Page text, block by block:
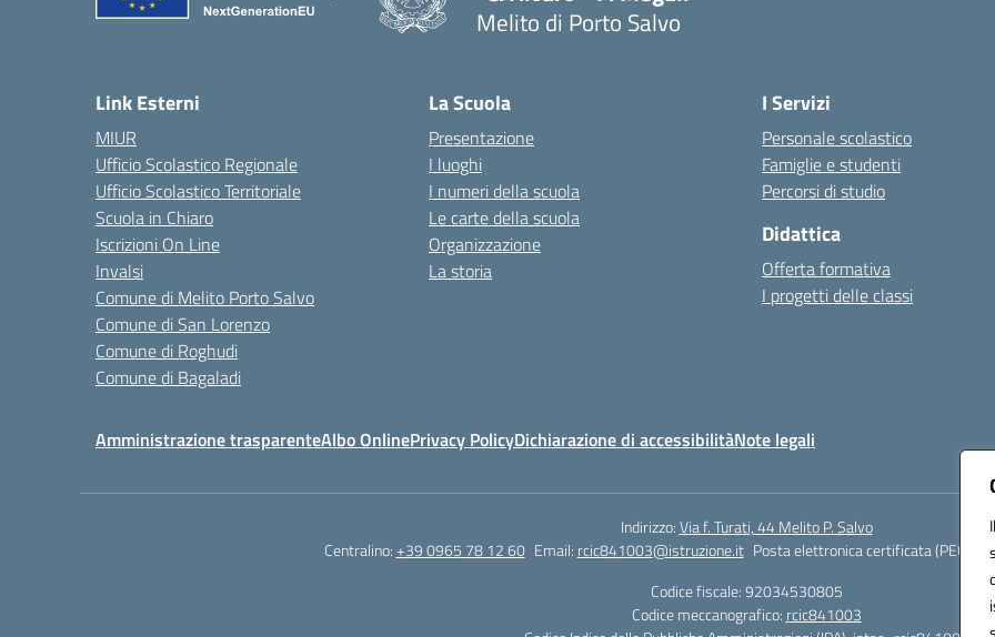
Melito di Porto Salvo
Link Esterni
MIUR
Ufficio Scolastico Regionale
Ufficio Scolastico Territoriale
Scuola in Chiaro
Iscrizioni On Line
Invalsi
Comune di Melito Porto Salvo
Comune di San Lorenzo
Comune di Roghudi
Comune di Bagaladi
La Scuola
Presentazione
I luoghi
I numeri della scuola
Le carte della scuola
Organizzazione
La storia
I Servizi
Personale scolastico
Famiglie e studenti
Percorsi di studio
Didattica
Offerta formativa
I progetti delle classi
Amministrazione trasparenteAlbo OnlinePrivacy PolicyDichiarazione di accessibilitàNote legali
Indirizzo:Via f. Turati, 44 Melito P. Salvo
Centralino:+39 0965 78 12 60 Email: rcic841003@istruzione.it Posta elettronica certificata (PEC):
Codice fiscale: 92034530805
Codice meccanografico: rcic841003